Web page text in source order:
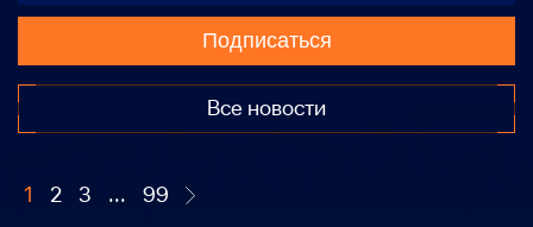
Подписаться
Все новости
1 2 3 ... 99